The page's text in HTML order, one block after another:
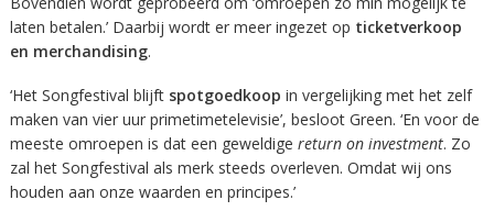
laten betalen.’ Daarbij wordt er meer ingezet op ticketverkoop
en merchandising.
‘Het Songfestival blijft spotgoedkoop in vergelijking met het zelf
maken van vier uur primetimetelevisie’, besloot Green. ‘En voor de
meeste omroepen is dat een geweldige return on investment. Zo
zal het Songfestival als merk steeds overleven. Omdat wij ons
houden aan onze waarden en principes.’